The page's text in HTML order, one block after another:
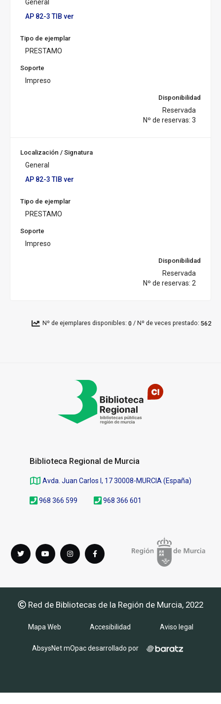
General
AP 82-3 TIB ver
Tipo de ejemplar
PRESTAMO
Soporte
Impreso
Disponibilidad
Reservada
Nº de reservas: 3
Localización / Signatura
General
AP 82-3 TIB ver
Tipo de ejemplar
PRESTAMO
Soporte
Impreso
Disponibilidad
Reservada
Nº de reservas: 2
Nº de ejemplares disponibles: 0 / Nº de veces prestado: 562
Biblioteca Regional de Murcia
Avda. Juan Carlos I, 17 30008-MURCIA (España)
968 366 599 968 366 601
Síguenos
en
Twitter youTube instagramFacebook
Red de Bibliotecas de la Región de Murcia, 2022
Mapa Web Accesibilidad Aviso legal
AbsysNet mOpac desarrollado por